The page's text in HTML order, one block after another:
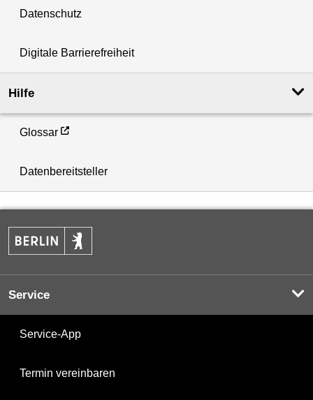
Datenschutz
Digitale Barrierefreiheit
Hilfe
Glossar
Datenbereitsteller
Service
Service-App
Termin vereinbaren